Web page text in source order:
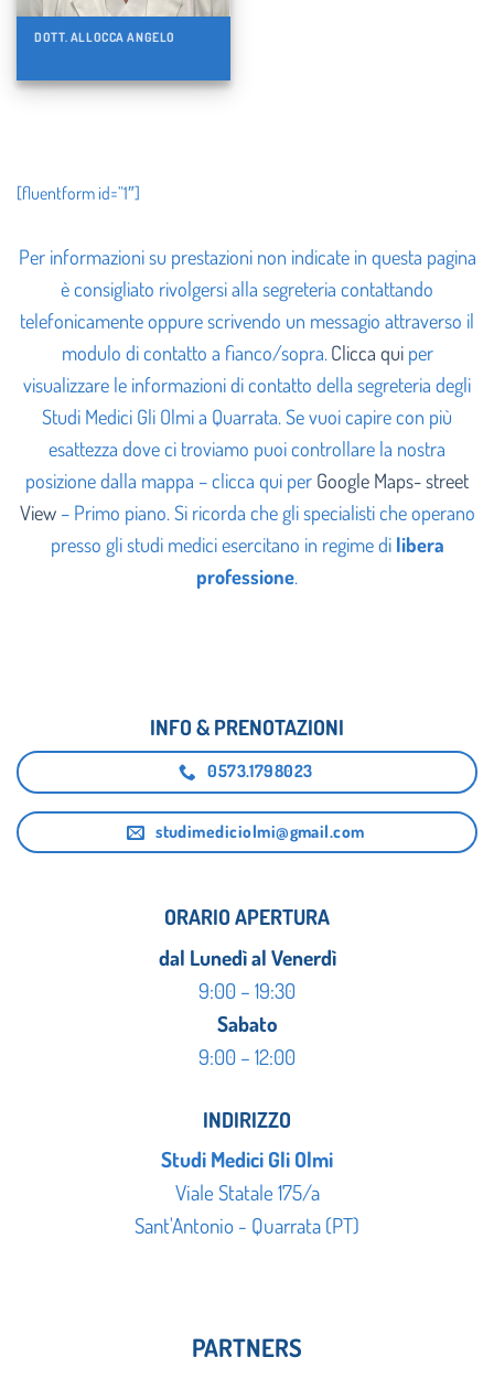
DOTT. ALLOCCA ANGELO
[fluentform id=”1″]
Per informazioni su prestazioni non indicate in questa pagina
è consigliato rivolgersi alla segreteria contattando
telefonicamente oppure scrivendo un messagio attraverso il
modulo di contatto a fianco/sopra. Clicca quiper
visualizzare le informazioni di contatto della segreteria degli
Studi Medici Gli Olmi a Quarrata. Se vuoi capire con più
esattezza dove ci troviamo puoi controllare la nostra
posizione dalla mappa – clicca qui per Google Maps- street
View– Primo piano. Si ricorda che gli specialisti che operano
presso gli studi medici esercitano in regime di libera
professione.
INFO & PRENOTAZIONI
0573.1798023
studimediciolmi@gmail.com
ORARIO APERTURA
dal Lunedì al Venerdì
9:00 – 19:30
Sabato
9:00 – 12:00
INDIRIZZO
Studi Medici Gli Olmi
Viale Statale 175/a
Sant'Antonio - Quarrata (PT)
PARTNERS